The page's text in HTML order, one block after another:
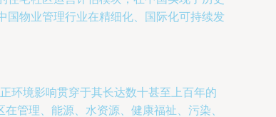
物业管理行业在精细化、国际化可持续发
环境影响贯穿于其长达数十甚至上百年的
管理、能源、水资源、健康福祉、污染、